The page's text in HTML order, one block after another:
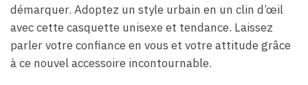
démarquer. Adoptez un style urbain en un clin d’œil
avec cette casquette unisexe et tendance. Laissez
parler votre confiance en vous et votre attitude grâce
à ce nouvel accessoire incontournable.